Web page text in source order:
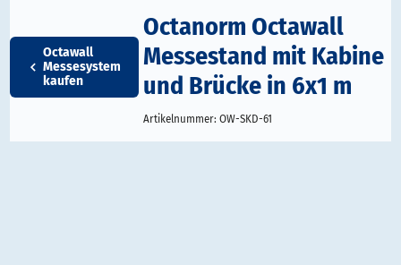
Octawall
Messesystem
kaufen
Octanorm Octawall
Messestand mit Kabine
und Brücke in 6x1 m
Artikelnummer: OW-SKD-61